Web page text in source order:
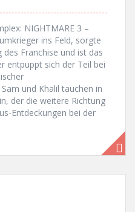
NIGHTMARE 3 –
ins Feld, sorgte
Franchise und ist das
entpuppt sich der Teil bei
und Khalil tauchen in
der die weitere Richtung
Entdeckungen bei der